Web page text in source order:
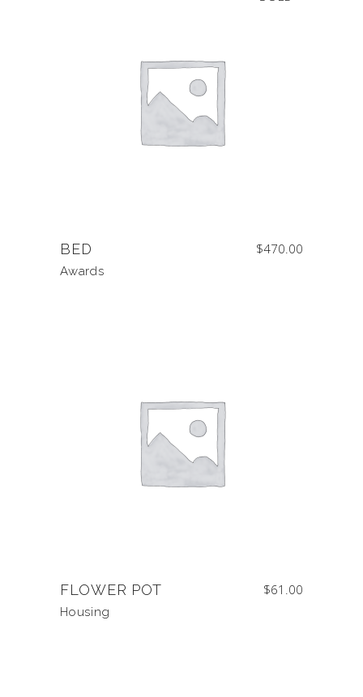
BED $470.00
Awards
FLOWER POT $61.00
Housing